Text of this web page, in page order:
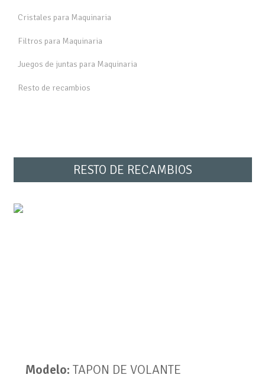
Cristales para Maquinaria
Filtros para Maquinaria
Juegos de juntas para Maquinaria
Resto de recambios
RESTO DE RECAMBIOS
Modelo: TAPON DE VOLANTE